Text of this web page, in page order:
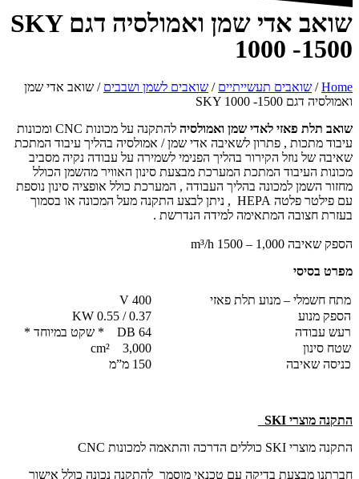
שואב אדי שמן ואמולסיה דגם SKY
1000 -1500
Home
/ שואבים תעשייתיים / שואבים לשמן ושבבים / שואב אדי שמן
ואמולסיה דגם SKY 1000 -1500
שואב תלת פאזי לאדי שמן ואמולסיה
להתקנה על מכונות CNC ומכונות
עיבוד מתכות , פתרון לשאיבה אדי שמן / אמולסיה בהליך עיבוד המתכת
שאיבה של נוזל הקירור בהליך הפנימי לשמירה על עבודה נקיה מסביב
מכונות העיבוד המתכת המערכת מבצעת סינון האוויר מהשמן הכולל
מחזור השמן למכונה בהליך העבודה , המערכת כולל אופציה סינון נוספת
עם פילטר פלטה HEPA , ניתן לבצע התקנה מעל המכונה או בסמוך
בעזרת חצובה המתאימה למידה הנדרשת .
הספק שאיבה 1,000 – 1500 m³/h
מפרט בסיסי
מתח חשמלי – מנוע תלת פאזי
400 V
הספק מנוע
0.37 / 0.55 KW
רעש עבודה
64 DB * שקט במיוחד *
שטח סינון
3,000 cm²
כניסה שאיבה
150 מ”מ
התקנה מוצרי SKI
התקנה מוצרי SKI כוללים הדרכה והתאמה למכונות CNC
חברתנו מבצעת בדיקה עם טכנאי מוסמך להתקנה נכונה כולל אישור